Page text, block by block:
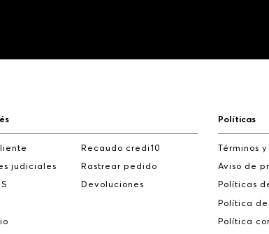
judiciales
Recaudo credi10
Rastrear pedido
Devoluciones
Políticas
Términos
Aviso de
Políticas
Política
Política